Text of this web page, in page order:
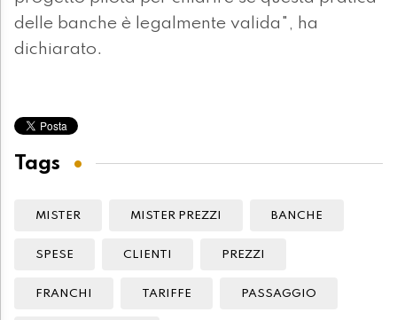
delle banche è legalmente valida", ha
dichiarato.
Tags
MISTER MISTER PREZZI BANCHE
SPESE CLIENTI PREZZI
FRANCHI TARIFFE PASSAGGIO